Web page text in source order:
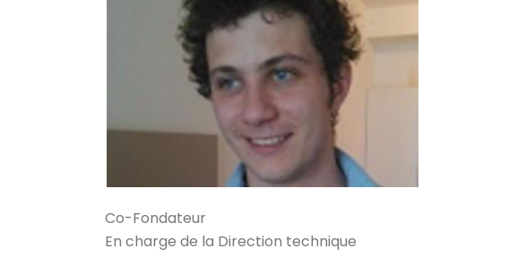
Co-Fondateur
En charge de la Direction technique